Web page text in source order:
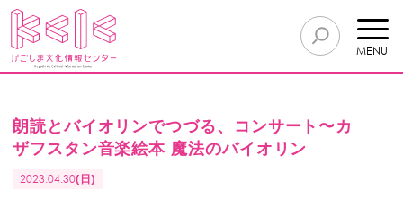
MENU
朗読とバイオリンでつづる、コンサート〜カ
ザフスタン音楽絵本 魔法のバイオリン
2023.04.30(日)